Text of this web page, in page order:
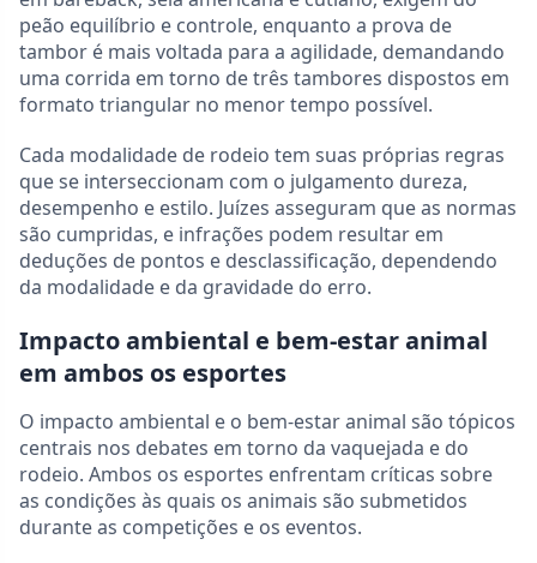
peão equilíbrio e controle, enquanto a prova de
tambor é mais voltada para a agilidade, demandando
uma corrida em torno de três tambores dispostos em
formato triangular no menor tempo possível.
Cada modalidade de rodeio tem suas próprias regras
que se interseccionam com o julgamento dureza,
desempenho e estilo. Juízes asseguram que as normas
são cumpridas, e infrações podem resultar em
deduções de pontos e desclassificação, dependendo
da modalidade e da gravidade do erro.
Impacto ambiental e bem-estar animal
em ambos os esportes
O impacto ambiental e o bem-estar animal são tópicos
centrais nos debates em torno da vaquejada e do
rodeio. Ambos os esportes enfrentam críticas sobre
as condições às quais os animais são submetidos
durante as competições e os eventos.